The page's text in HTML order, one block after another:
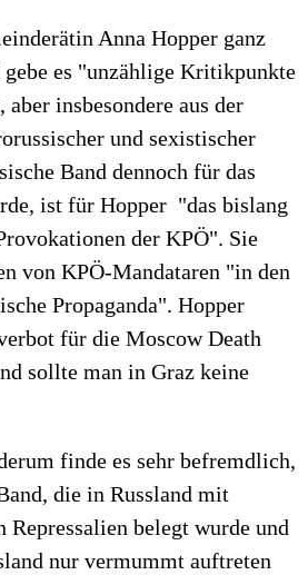
Anna Hopper ganz
gebe es "unzählige Kritikpunkte
aber insbesondere aus der
und sexistischer
Band dennoch für das
ist für Hopper "das bislang
der KPÖ". Sie
von KPÖ-Mandataren "in den
Propaganda". Hopper
für die Moscow Death
sollte man in Graz keine
finde es sehr befremdlich,
die in Russland mit
Repressalien belegt wurde und
nur vermummt auftreten